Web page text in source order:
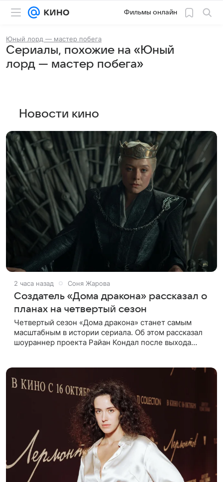
Фильмы онлайн
Юный лорд — мастер побега
Сериалы, похожие на «Юный
лорд — мастер побега»
Новости кино
2 часа назад Соня Жарова
Создатель «Дома дракона» рассказал о
планах на четвертый сезон
Четвертый сезон «Дома дракона» станет самым
масштабным в истории сериала. Об этом рассказал
шоураннер проекта Райан Кондал после выхода